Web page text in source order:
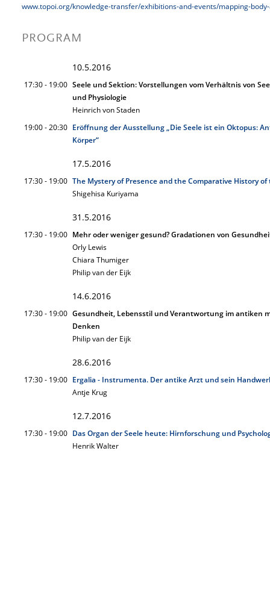
www.topoi.org/knowledge-transfer/exhibitions-and-events/mapping-
PROGRAM
10.5.2016
17:30 - 19:00 Seele und Sektion: Vorstellungen vom Verhältnis von
und Physiologie
Heinrich von Staden
19:00 - 20:30 Eröffnung der Ausstellung „Die Seele ist ein Oktopus:
Körper“
17.5.2016
17:30 - 19:00 The Mystery of Presence and the Comparative History of
Shigehisa Kuriyama
31.5.2016
17:30 - 19:00 Mehr oder weniger gesund? Gradationen von
Orly Lewis
Chiara Thumiger
Philip van der Eijk
14.6.2016
17:30 - 19:00 Gesundheit, Lebensstil und Verantwortung im antiken
Denken
Philip van der Eijk
28.6.2016
17:30 - 19:00 Ergalia - Instrumenta. Der antike Arzt und sein
Antje Krug
12.7.2016
17:30 - 19:00 Das Organ der Seele heute: Hirnforschung und
Henrik Walter